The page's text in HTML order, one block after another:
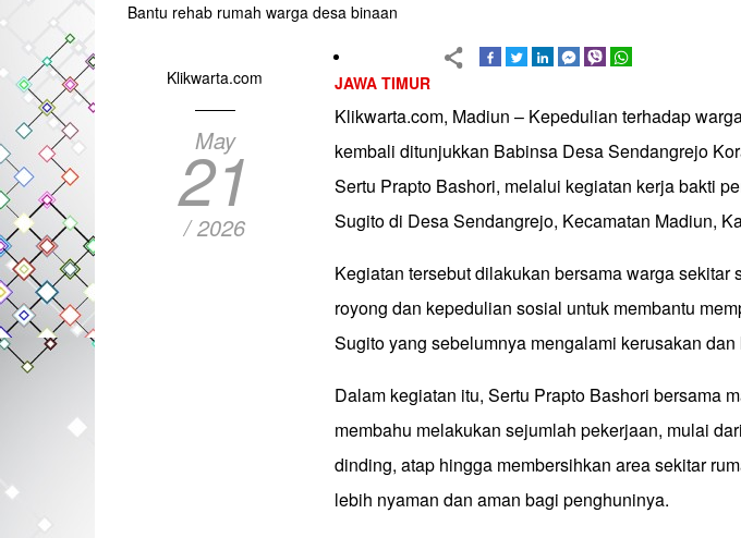
Bantu rehab rumah warga desa binaan
Klikwarta.com
May
21
/ 2026
JAWA TIMUR
Klikwarta.com, Madiun – Kepedulian terhadap
kembali ditunjukkan Babinsa Desa Sendangrejo
Sertu Prapto Bashori, melalui kegiatan kerja bakti
Sugito di Desa Sendangrejo, Kecamatan Madiun,
Kegiatan tersebut dilakukan bersama warga sekitar
royong dan kepedulian sosial untuk membantu
Sugito yang sebelumnya mengalami kerusakan
Dalam kegiatan itu, Sertu Prapto Bashori bersama
membahu melakukan sejumlah pekerjaan, mulai
dinding, atap hingga membersihkan area sekitar
lebih nyaman dan aman bagi penghuninya.